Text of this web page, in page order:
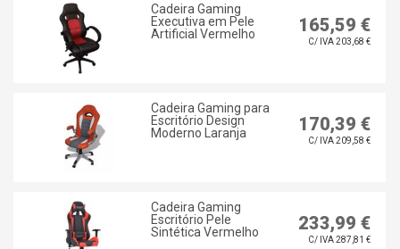
Cadeira Gaming
Executiva em Pele
Artificial Vermelho
165,59 €
C/ IVA 203,68 €
Cadeira Gaming para
Escritório Design
Moderno Laranja
170,39 €
C/ IVA 209,58 €
Cadeira Gaming
Escritório Pele
Sintética Vermelho
233,99 €
C/ IVA 287,81 €